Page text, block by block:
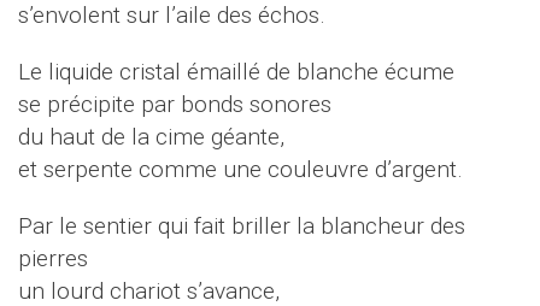
s’envolent sur l’aile des échos.
Le liquide cristal émaillé de blanche écume
se précipite par bonds sonores
du haut de la cime géante,
et serpente comme une couleuvre d’argent.
Par le sentier qui fait briller la blancheur des
pierres
un lourd chariot s’avance,